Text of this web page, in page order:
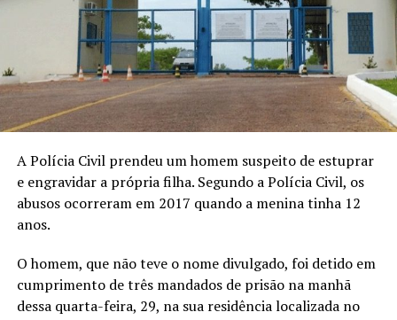
A Polícia Civil prendeu um homem suspeito de estuprar
e engravidar a própria filha. Segundo a Polícia Civil, os
abusos ocorreram em 2017 quando a menina tinha 12
anos.
O homem, que não teve o nome divulgado, foi detido em
cumprimento de três mandados de prisão na manhã
dessa quarta-feira, 29, na sua residência localizada no